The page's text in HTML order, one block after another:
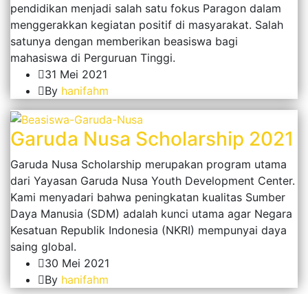
pendidikan menjadi salah satu fokus Paragon dalam
menggerakkan kegiatan positif di masyarakat. Salah
satunya dengan memberikan beasiswa bagi
mahasiswa di Perguruan Tinggi.
31 Mei 2021
By hanifahm
Garuda Nusa Scholarship 2021
Garuda Nusa Scholarship merupakan program utama
dari Yayasan Garuda Nusa Youth Development Center.
Kami menyadari bahwa peningkatan kualitas Sumber
Daya Manusia (SDM) adalah kunci utama agar Negara
Kesatuan Republik Indonesia (NKRI) mempunyai daya
saing global.
30 Mei 2021
By hanifahm